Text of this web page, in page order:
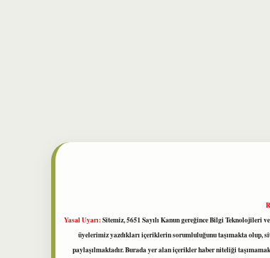
Yasal Uyarı:Sitemiz, 5651 Sayılı Kanun gereğince Bilgi Teknolojileri
üyelerimiz yazdıkları içeriklerin sorumluluğunu taşımakta olup,
paylaşılmaktadır. Burada yer alan içerikler haber niteliği